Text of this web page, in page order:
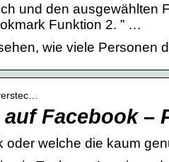
und den ausgewählten
Funktion 2. ” …
wie viele Personen
Facebook –
welche die kaum